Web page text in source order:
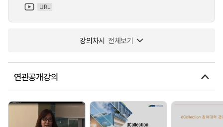
URL
강의차시 전체보기
연관공개강의